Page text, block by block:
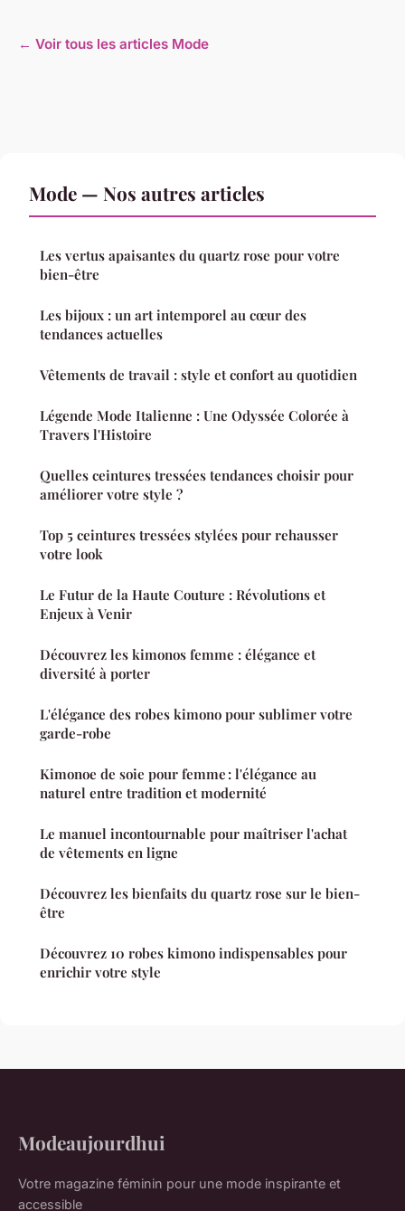
← Voir tous les articles Mode
Mode — Nos autres articles
Les vertus apaisantes du quartz rose pour votre
bien-être
Les bijoux : un art intemporel au cœur des
tendances actuelles
Vêtements de travail : style et confort au quotidien
Légende Mode Italienne : Une Odyssée Colorée à
Travers l'Histoire
Quelles ceintures tressées tendances choisir pour
améliorer votre style ?
Top 5 ceintures tressées stylées pour rehausser
votre look
Le Futur de la Haute Couture : Révolutions et
Enjeux à Venir
Découvrez les kimonos femme : élégance et
diversité à porter
L'élégance des robes kimono pour sublimer votre
garde-robe
Kimonoe de soie pour femme : l'élégance au
naturel entre tradition et modernité
Le manuel incontournable pour maîtriser l'achat
de vêtements en ligne
Découvrez les bienfaits du quartz rose sur le bien-
être
Découvrez 10 robes kimono indispensables pour
enrichir votre style
Modeaujourdhui
Votre magazine féminin pour une mode inspirante et
accessible